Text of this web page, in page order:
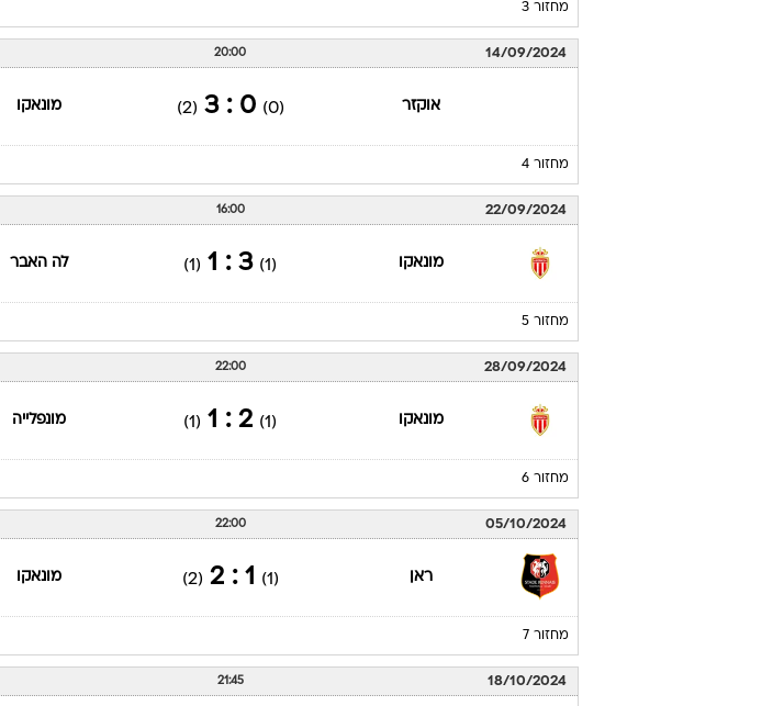
מחזור 3
14/09/2024
20:00
אוקזר (0)
0 : 3
(2) מונאקו
מחזור 4
22/09/2024
16:00
מונאקו (1)
3 : 1
(1) לה האבר
מחזור 5
28/09/2024
22:00
מונאקו (1)
2 : 1
(1) מונפלייה
מחזור 6
05/10/2024
22:00
ראן (1)
1 : 2
(2) מונאקו
מחזור 7
18/10/2024
21:45